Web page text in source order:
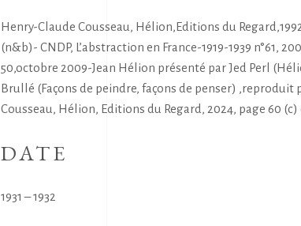
Henry-Claude Cousseau, Hélion,Editions du
(n&b)- CNDP, L’abstraction en France-1919-1939 n°61,
50,octobre 2009-Jean Hélion présenté par Jed Perl
Brullé (Façons de peindre, façons de penser) ,reproduit
Cousseau, Hélion, Editions du Regard, 2024, page 60 (c)
DATE
1931 – 1932